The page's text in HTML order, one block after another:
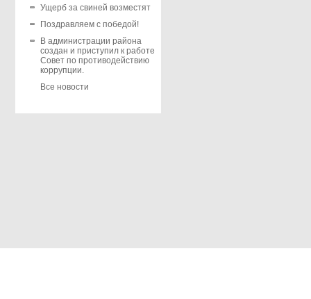
Ущерб за свиней возместят
Поздравляем с победой!
В администрации района
создан и приступил к работе
Совет по противодействию
коррупции.
Все новости